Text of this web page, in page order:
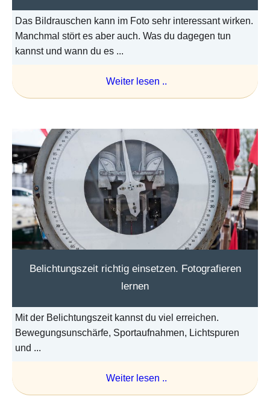
Das Bildrauschen kann im Foto sehr interessant wirken.
Manchmal stört es aber auch. Was du dagegen tun
kannst und wann du es ...
Weiter lesen ..
Belichtungszeit richtig einsetzen. Fotografieren
lernen
Mit der Belichtungszeit kannst du viel erreichen.
Bewegungsunschärfe, Sportaufnahmen, Lichtspuren
und ...
Weiter lesen ..